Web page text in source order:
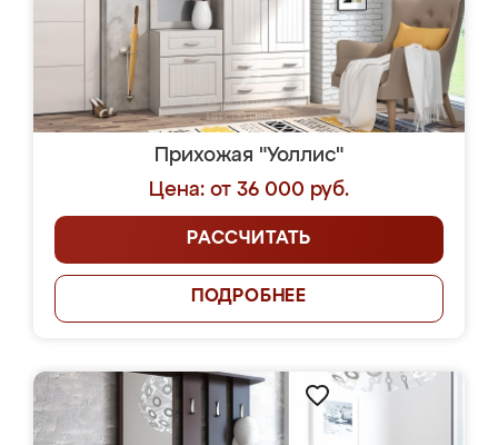
Прихожая "Уоллис"
Цена: от 36 000 руб.
РАССЧИТАТЬ
ПОДРОБНЕЕ